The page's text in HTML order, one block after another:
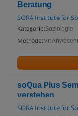
Beratung
SORA Institute for
Kategorie:Soziologie
Methode: Mit
soQua Plus
verstehen
SORA Institute for